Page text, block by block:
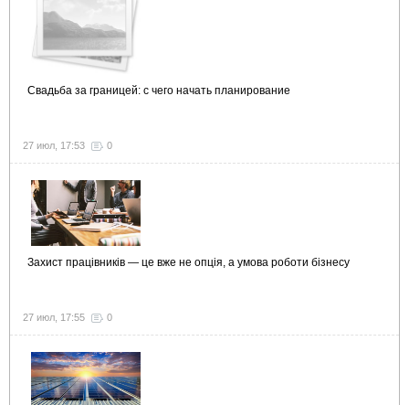
Свадьба за границей: с чего начать планирование
27 июл, 17:53 0
Захист працівників — це вже не опція, а умова роботи бізнесу
27 июл, 17:55 0